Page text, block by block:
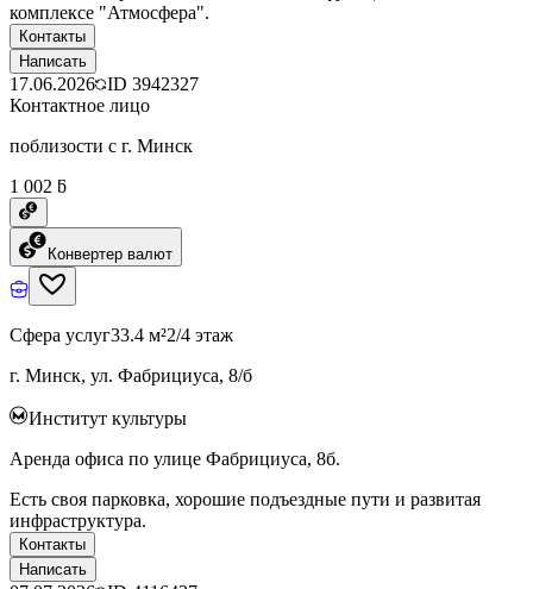
комплексе "Атмосфера".
Контакты
Написать
17.06.2026 ID 3942327
Контактное лицо
поблизости с г. Минск
1 002 ƃ
Конвертер валют
Сфера услуг33.4 м²2/4 этаж
г. Минск, ул. Фабрициуса, 8/б
Институт культуры
Аренда офиса по улице Фабрициуса, 8б.
Есть своя парковка, хорошие подъездные пути и развитая
инфраструктура.
Контакты
Написать